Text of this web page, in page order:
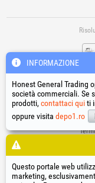
Dati
INFORMAZIONE
Honest General Trading
società commerciali. Se
prodotti, contattaci quiti
oppure visita depo1.ro
Questo portale web
marketing,